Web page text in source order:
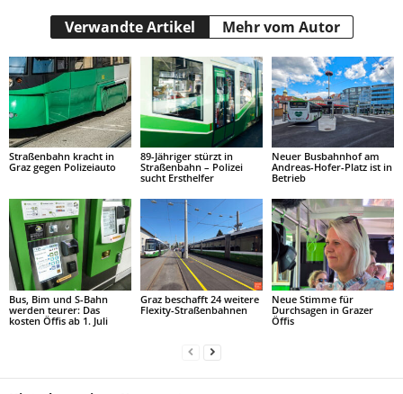
Verwandte Artikel Mehr vom Autor
Straßenbahn kracht in
Graz gegen Polizeiauto
89-Jähriger stürzt in
Straßenbahn – Polizei
sucht Ersthelfer
Neuer Busbahnhof am
Andreas-Hofer-Platz ist in
Betrieb
Bus, Bim und S-Bahn
werden teurer: Das
kosten Öffis ab 1. Juli
Graz beschafft 24 weitere
Flexity-Straßenbahnen
Neue Stimme für
Durchsagen in Grazer
Öffis